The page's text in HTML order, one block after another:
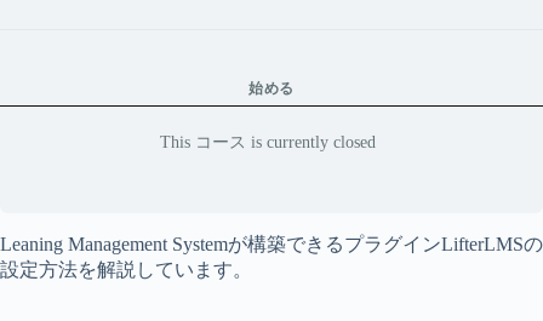
始める
This コース is currently closed
Leaning Management Systemが構築できるプラグインLifterLMSの
設定方法を解説しています。